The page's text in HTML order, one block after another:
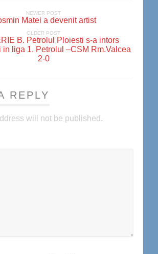
NEWER POST
Matei a devenit artist
OLDER POST
B. Petrolul Ploiesti s-a intors
liga 1. Petrolul –CSM Rm.Valcea
2-0
REPLY
will not be published.